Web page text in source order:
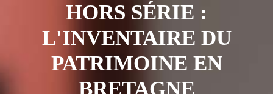
HORS SÉRIE :
L'INVENTAIRE DU
PATRIMOINE EN
BRETAGNE